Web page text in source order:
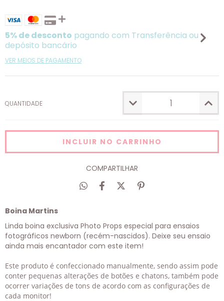
5% de desconto pagando com Transferência ou
depósito bancário
VER MEIOS DE PAGAMENTO
QUANTIDADE
COMPARTILHAR
Boina Martins
Linda boina exclusiva Photo Props especial para ensaios
fotográficos newborn (recém-nascidos). Deixe seu ensaio
ainda mais encantador com este item!
Este produto é confeccionado manualmente, sendo assim pode
conter pequenas alterações de botões e chatons, também pode
ocorrer variações de tons de acordo com as configurações de
cada monitor!